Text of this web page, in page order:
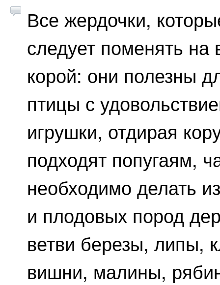
Все жердочки,
следует поменять на
корой: они полезны
птицы с
игрушки, отдирая
подходят попугаям,
необходимо делать
и плодовых пород
ветви березы, липы,
вишни, малины,